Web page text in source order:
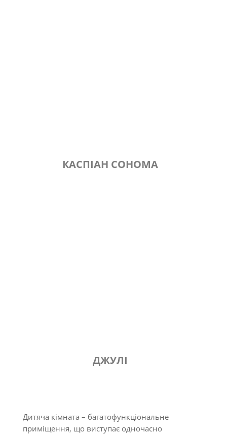
КАСПІАН СОНОМА
ДЖУЛІ
Дитяча кімната – багатофункціональне
приміщення, що виступає одночасно